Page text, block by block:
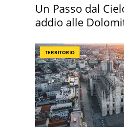
Un Passo dal
addio alle
TERRITORIO